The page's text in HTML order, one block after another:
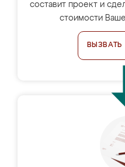
составит проект и
стоимости